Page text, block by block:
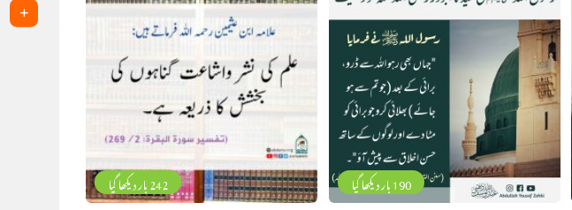
242 بار دیکھا گیا 190 بار دیکھا گیا